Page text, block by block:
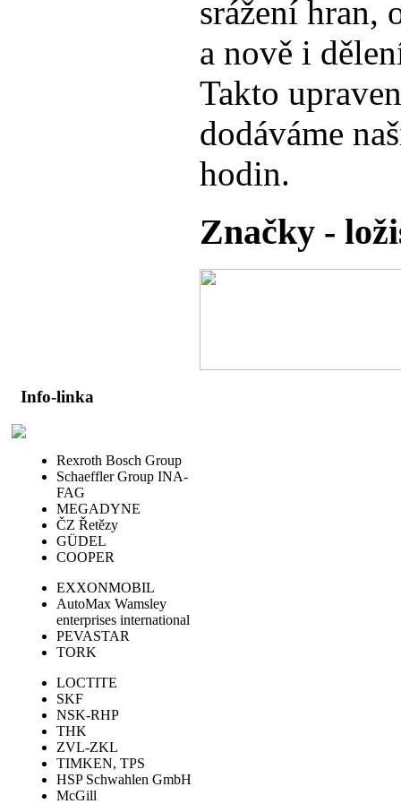
srážení hran,
a nově i
Takto
dodáváme
hodin.
Značky -
Info-linka
Rexroth Bosch Group
Schaeffler Group INA-
FAG
MEGADYNE
ČZ Řetězy
GÜDEL
COOPER
EXXONMOBIL
AutoMax Wamsley
enterprises international
PEVASTAR
TORK
LOCTITE
SKF
NSK-RHP
THK
ZVL-ZKL
TIMKEN, TPS
HSP Schwahlen GmbH
McGill